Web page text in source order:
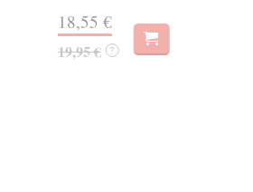
18,55 €
19,95 € ?